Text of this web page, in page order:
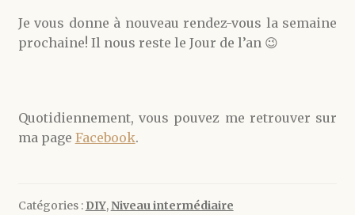
Je vous donne à nouveau rendez-vous la semaine
prochaine! Il nous reste le Jour de l’an 😉
Quotidiennement, vous pouvez me retrouver sur
ma page Facebook.
Catégories : DIY,Niveau intermédiaire